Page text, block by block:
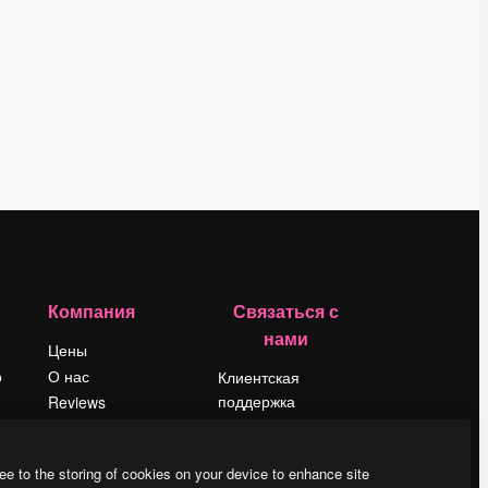
Компания
Цены
О нас
Reviews
Блог
Связаться с
нами
Клиентская
поддержка
LinkedIn
to the storing of cookies on your device to enhance site